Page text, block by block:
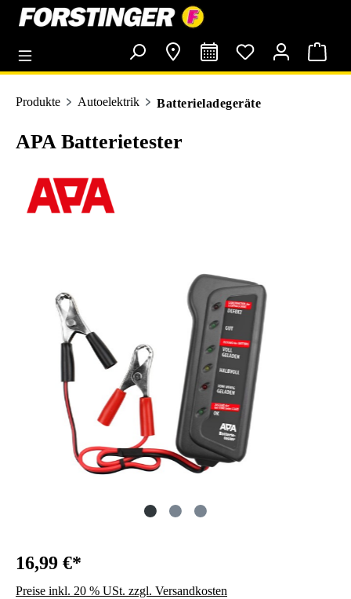
springen
Produkte Autoelektrik Batterieladegeräte
APA Batterietester
16,99 €*
Preise inkl. 20 % USt. zzgl. Versandkosten